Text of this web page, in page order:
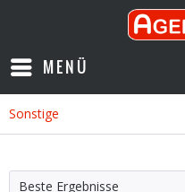
MENÜ
Sonstige